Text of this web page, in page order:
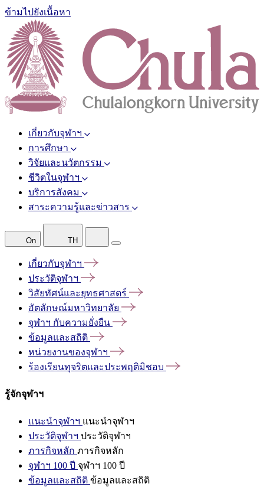
ข้ามไปยังเนื้อหา
เกี่ยวกับจุฬาฯ
การศึกษา
วิจัยและนวัตกรรม
ชีวิตในจุฬาฯ
บริการสังคม
สาระความรู้และข่าวสาร
On TH
เกี่ยวกับจุฬาฯ
ประวัติจุฬาฯ
วิสัยทัศน์และยุทธศาสตร์
อัตลักษณ์มหาวิทยาลัย
จุฬาฯ กับความยั่งยืน
ข้อมูลและสถิติ
หน่วยงานของจุฬาฯ
ร้องเรียนทุจริตและประพฤติมิชอบ
รู้จักจุฬาฯ
แนะนำจุฬาฯ แนะนำจุฬาฯ
ประวัติจุฬาฯ ประวัติจุฬาฯ
ภารกิจหลัก ภารกิจหลัก
จุฬาฯ 100 ปี จุฬาฯ 100 ปี
ข้อมูลและสถิติ ข้อมูลและสถิติ